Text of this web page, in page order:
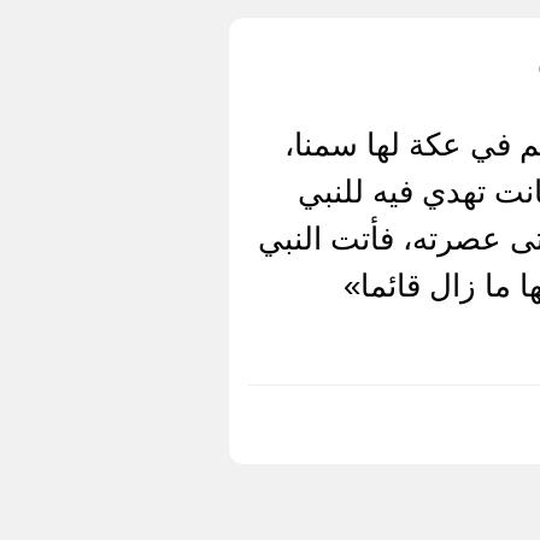
في عكة لها سمنا،
تهدي فيه للنبي
عصرته، فأتت النبي
ما زال قائما»